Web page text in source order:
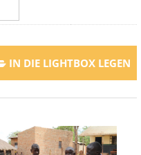
IN DIE LIGHTBOX LEGEN